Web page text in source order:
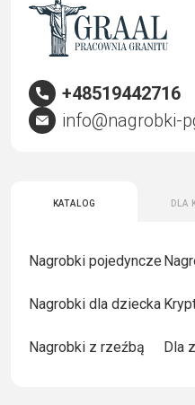
Katalog Dla
Nagrobki pojedyncze
Nagrobki dla dziecka
Nagrobki z rzeźbą Dla
+48519442716
info@nagrobki-